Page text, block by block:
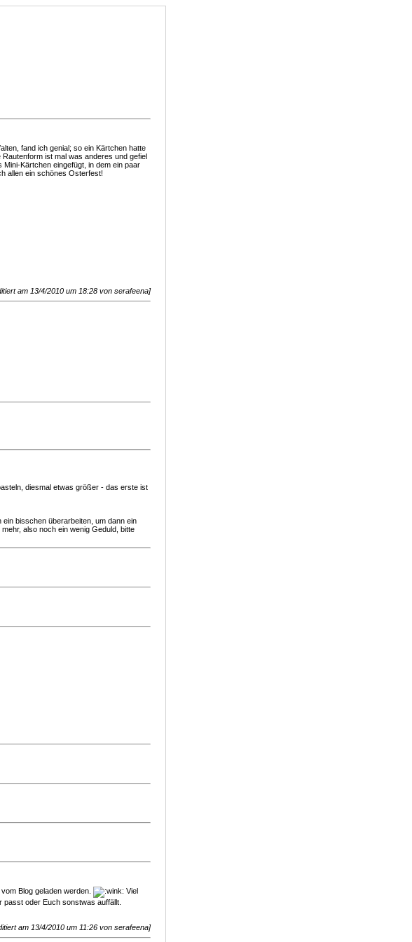
fand ich genial; so ein Kärtchen hatte
ist mal was anderes und gefiel
Kärtchen eingefügt, in dem ein paar
allen ein schönes Osterfest!
am 13/4/2010 um 18:28 von serafeena]
diesmal etwas größer - das erste ist
bisschen überarbeiten, um dann ein
also noch ein wenig Geduld, bitte
Blog geladen werden.
Viel
oder Euch sonstwas auffällt.
am 13/4/2010 um 11:26 von serafeena]